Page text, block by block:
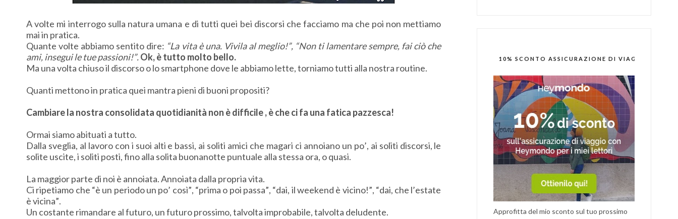
A volte mi interrogo sulla natura umana e di tutti quei bei discorsi che facciamo ma che poi non mettiamo
mai in pratica.
Quante volte abbiamo sentito dire: “La vita è una. Vivila al meglio!”, “Non ti lamentare sempre, fai ciò che
ami, insegui le tue passioni!”.Ok, è tutto molto bello.
Ma una volta chiuso il discorso o lo smartphone dove le abbiamo lette, torniamo tutti alla nostra routine.
Quanti mettono in pratica quei mantra pieni di buoni propositi?
Cambiare la nostra consolidata quotidianità non è difficile , è che ci fa una fatica pazzesca!
Ormai siamo abituati a tutto.
Dalla sveglia, al lavoro con i suoi alti e bassi, ai soliti amici che magari ci annoiano un po’, ai soliti discorsi, le
solite uscite, i soliti posti, fino alla solita buonanotte puntuale alla stessa ora, o quasi.
La maggior parte di noi è annoiata. Annoiata dalla propria vita.
Ci ripetiamo che “è un periodo un po’ così”, “prima o poi passa”, “dai, il weekend è vicino!”, “dai, che l’estate
è vicina”.
Un costante rimandare al futuro, un futuro prossimo, talvolta improbabile, talvolta deludente.
10% SCONTO ASSICURAZIONE DI VIAGGIO
Approfitta del mio sconto sul tuo prossimo